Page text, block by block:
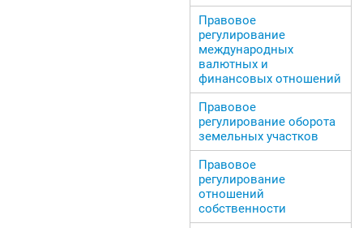
Правовое
регулирование
международных
валютных и
финансовых отношений
Правовое
регулирование оборота
земельных участков
Правовое
регулирование
отношений
собственности